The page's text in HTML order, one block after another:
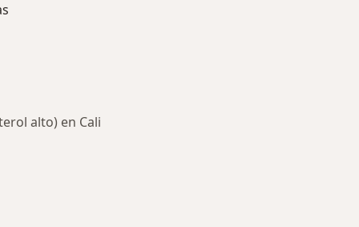
alto) en Cali